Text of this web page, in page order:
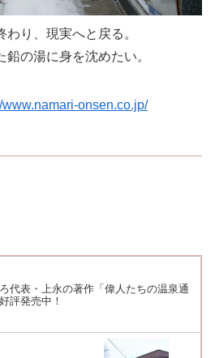
り、現実へと戻る。
の湯に身を沈めたい。
www.namari-onsen.co.jp/
代表・上永の著作「偉人たちの温泉通
評発売中！